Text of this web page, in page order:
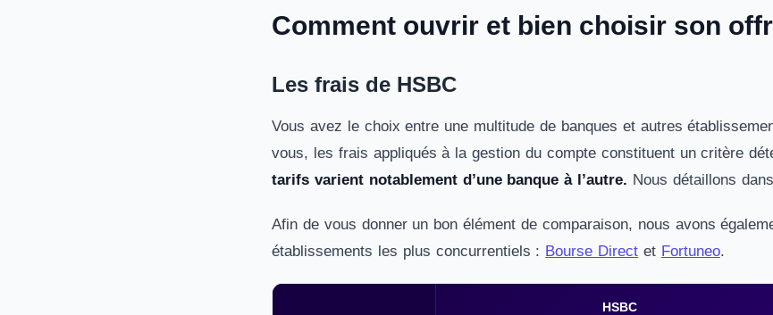
Comment ouvrir et bien choisir son
Les frais de HSBC
Vous avez le choix entre une multitude de banques et autres
vous, les frais appliqués à la gestion du compte constituent un critère
tarifs varient notablement d’une banque à l’autre. Nous détaillons
Afin de vous donner un bon élément de comparaison, nous avons
établissements les plus concurrentiels : Bourse Direct et Fortuneo.
HSBC